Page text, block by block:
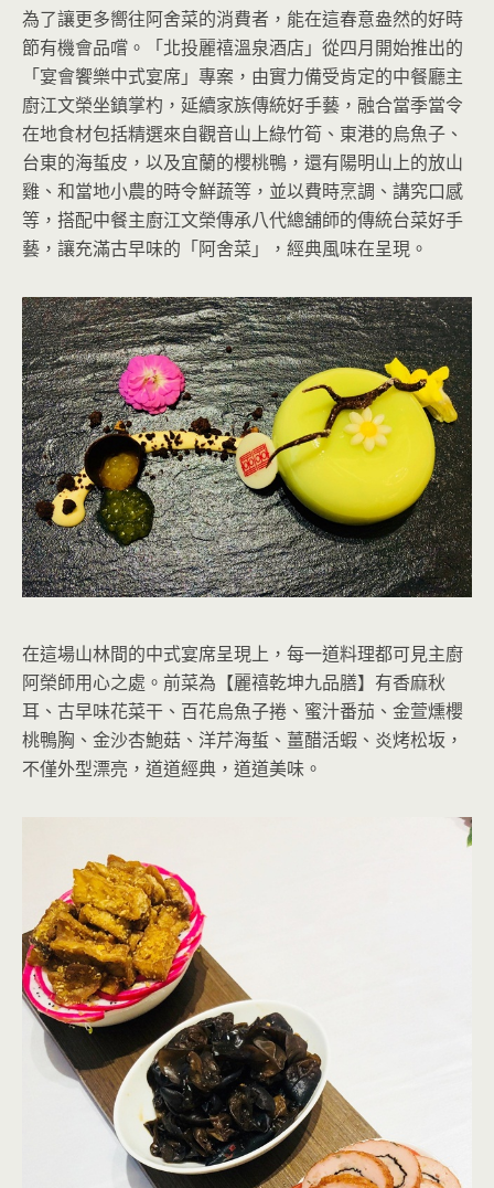
為了讓更多嚮往阿舍菜的消費者，能在這春意盎然的好時
節有機會品嚐。「北投麗禧溫泉酒店」從四月開始推出的
「宴會饗樂中式宴席」專案，由實力備受肯定的中餐廳主
廚江文榮坐鎮掌杓，延續家族傳統好手藝，融合當季當令
在地食材包括精選來自觀音山上綠竹筍、東港的烏魚子、
台東的海蜇皮，以及宜蘭的櫻桃鴨，還有陽明山上的放山
雞、和當地小農的時令鮮蔬等，並以費時烹調、講究口感
等，搭配中餐主廚江文榮傳承八代總舖師的傳統台菜好手
藝，讓充滿古早味的「阿舍菜」，經典風味在呈現。
在這場山林間的中式宴席呈現上，每一道料理都可見主廚
阿榮師用心之處。前菜為【麗禧乾坤九品膳】有香麻秋
耳、古早味花菜干、百花烏魚子捲、蜜汁番茄、金萱燻櫻
桃鴨胸、金沙杏鮑菇、洋芹海蜇、薑醋活蝦、炎烤松坂，
不僅外型漂亮，道道經典，道道美味。